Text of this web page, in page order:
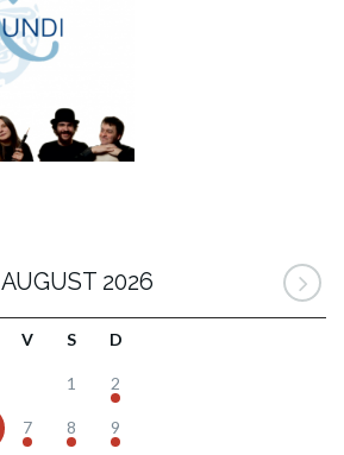
AUGUST 2026
V S D
1 2
7 8 9